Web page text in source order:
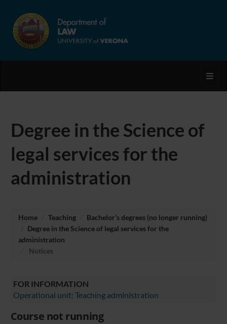
Degree in the Science of
legal services for the
administration
Home Teaching
Bachelor’s degrees (no longer running)
Degree in the Science of legal services for the
administration
Notices
FOR INFORMATION
Operational unit: Teaching administration
Course not running